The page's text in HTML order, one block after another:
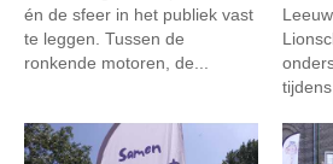
én de sfeer in het publiek vast
te leggen. Tussen de
ronkende motoren, de...
tijdens